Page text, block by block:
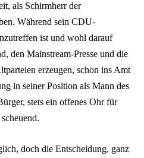
als Schirmherr der
Während sein CDU-
ist und wohl darauf
den Mainstream-Presse und die
erzeugen, schon ins Amt
in seiner Position als Mann des
stets ein offenes Ohr für
doch die Entscheidung, ganz